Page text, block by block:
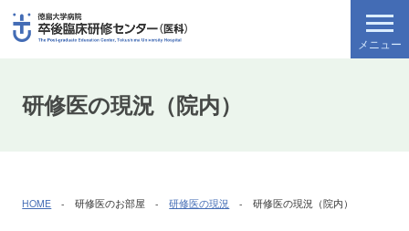
研修医の現況（院内）
HOME - 研修医のお部屋 -研修医の現況 - 研修医の現況（院内）